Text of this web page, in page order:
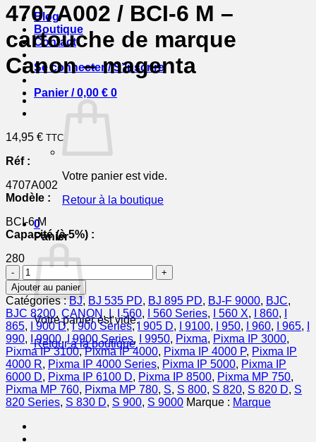
Blog
Boutique
Contact
Se connecter / S’inscrire
Panier /0,00 € 0
Votre panier est vide.
Retour à la boutique
0
Panier
Votre panier est vide.
Retour à la boutique
4707A002 / BCI-6 M –
cartouche de marque
Canon – magenta
14,95 € TTC
Réf :
4707A002
Modèle :
BCI-6 M
Capacité (à 5%) :
280
quantité
de
4707A002
/
BCI-
6
M
-
cartouche
de
marque
Canon
-
magenta
Ajouter au panier
Catégories :BJ, BJ 535 PD, BJ 895 PD, BJ-F 9000, BJC,
BJC 8200, CANON , I, I 560, I 560 Series, I 560 X, I 860,
865, I 900 D,I 900 Series,I 905 D, I 9100, I 950, I 960, I 965,
990, I 9900,I 9900 Series, I 9950, Pixma, Pixma IP 3000,
Pixma IP 3100,Pixma IP 4000, Pixma IP 4000 P, Pixma IP
4000 R, Pixma IP 4000 Series, Pixma IP 5000, Pixma IP
6000 D, Pixma IP 6100 D, Pixma IP 8500, Pixma MP 750,
Pixma MP 760, Pixma MP 780, S, S 800, S 820, S 820 D, S
820 Series, S 830 D, S 900, S 9000 Marque : Marque